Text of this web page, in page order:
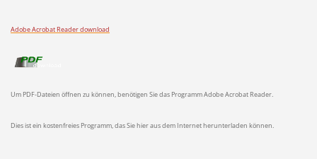
Adobe Acrobat Reader download
Um PDF-Dateien öffnen zu können, benötigen Sie das Programm Adobe Acrobat Reader.
Dies ist ein kostenfreies Programm, das Sie hier aus dem Internet herunterladen können.